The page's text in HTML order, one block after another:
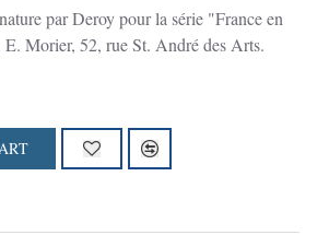
par Deroy pour la série "France en
Morier, 52, rue St. André des Arts.